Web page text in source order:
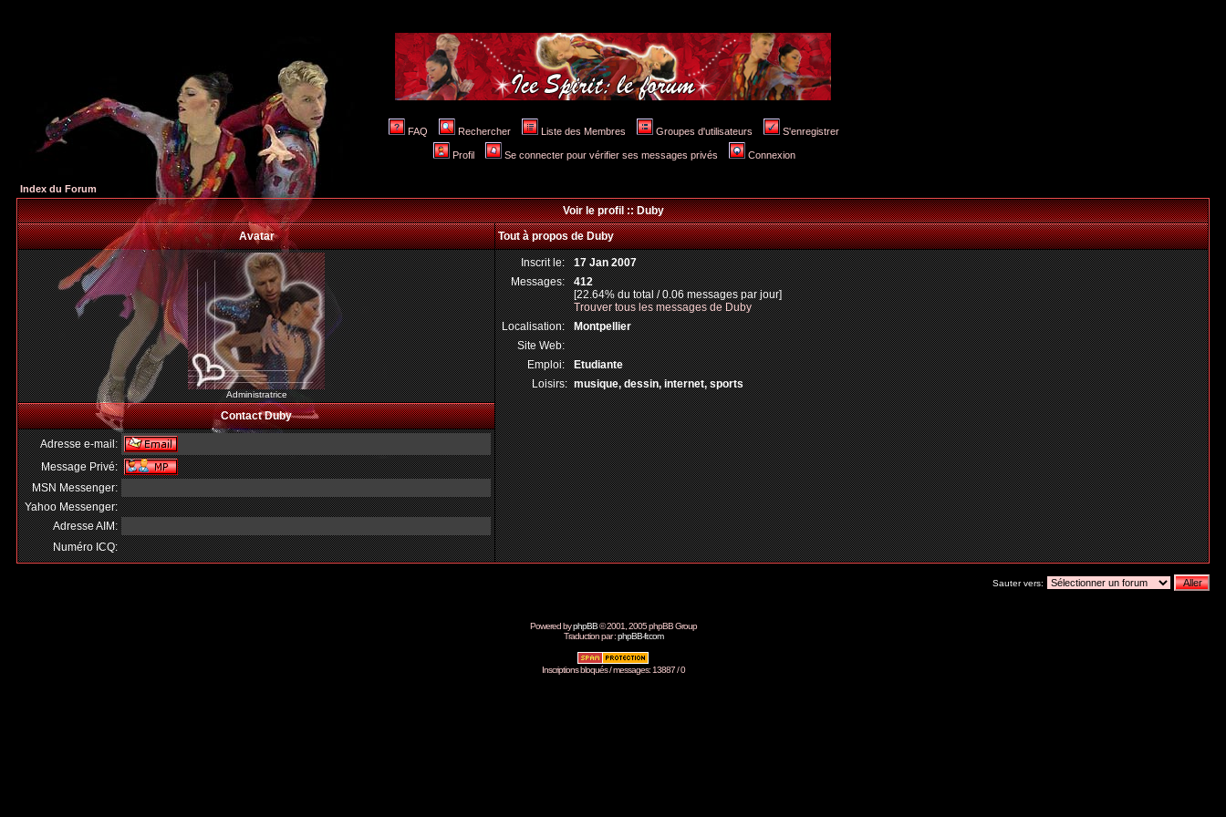
FAQ Rechercher Liste des Membres Groupes d'utilisateurs S'enregistrer
Profil Se connecter pour vérifier ses messages privés Connexion
Index du Forum
Voir le profil :: Duby
Avatar
Tout à propos de Duby
Administratrice
Inscrit le: 17 Jan 2007
Messages: 412
[22.64% du total / 0.06 messages par jour]
Trouver tous les messages de Duby
Localisation: Montpellier
Site Web:
Emploi: Etudiante
Loisirs: musique, dessin, internet, sports
Contact Duby
Adresse e-mail:
Message Privé:
MSN Messenger:
Yahoo Messenger:
Adresse AIM:
Numéro ICQ:
Sauter vers:
Powered byphpBB© 2001, 2005 phpBB Group
Traduction par :phpBB-fr.com
Inscriptions bloqués / messages: 13887 / 0